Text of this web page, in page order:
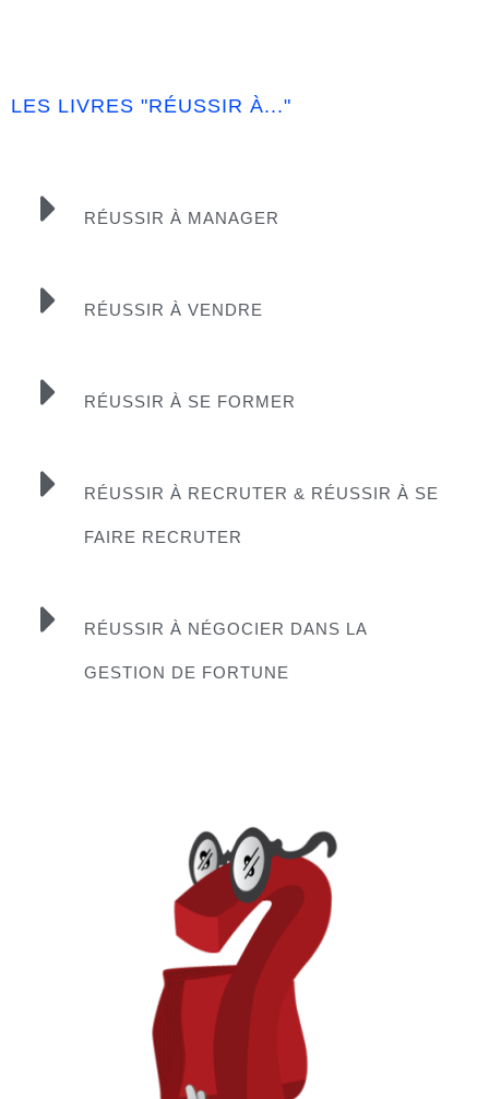
LES LIVRES "RÉUSSIR À..."
RÉUSSIR À MANAGER
RÉUSSIR À VENDRE
RÉUSSIR À SE FORMER
RÉUSSIR À RECRUTER & RÉUSSIR À SE
FAIRE RECRUTER
RÉUSSIR À NÉGOCIER DANS LA
GESTION DE FORTUNE